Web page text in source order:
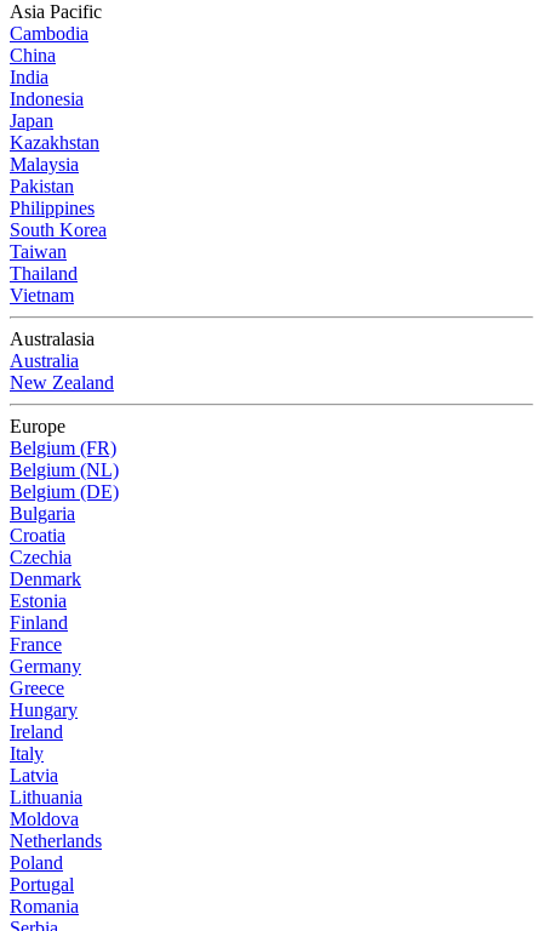
Asia Pacific
Cambodia
China
India
Indonesia
Japan
Kazakhstan
Malaysia
Pakistan
Philippines
South Korea
Taiwan
Thailand
Vietnam
Australasia
Australia
New Zealand
Europe
Belgium (FR)
Belgium (NL)
Belgium (DE)
Bulgaria
Croatia
Czechia
Denmark
Estonia
Finland
France
Germany
Greece
Hungary
Ireland
Italy
Latvia
Lithuania
Moldova
Netherlands
Poland
Portugal
Romania